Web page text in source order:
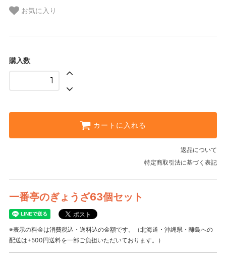
お気に入り
購入数
カートに入れる
返品について
特定商取引法に基づく表記
一番亭のぎょうざ63個セット
※表示の料金は消費税込・送料込の金額です。（北海道・沖縄県・離島への
配送は+500円送料を一部ご負担いただいております。）